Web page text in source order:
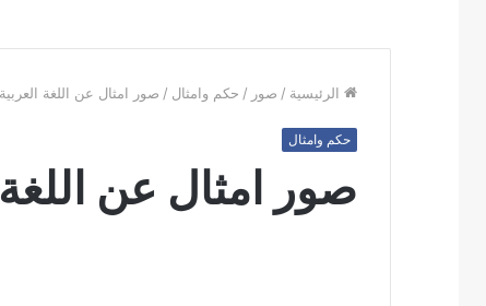
الرئيسية / صور / حكم وامثال / صور امثال عن اللغة العربية
حكم وامثال
صور امثال عن اللغة